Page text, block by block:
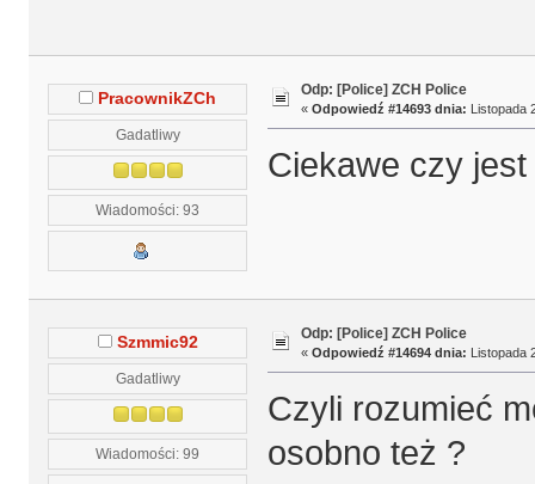
PracownikZCh
Gadatliwy
Wiadomości: 93
Odp: [Police] ZCH Police
« Odpowiedź #14693 dnia: Listopada
Ciekawe czy
Szmmic92
Gadatliwy
Wiadomości: 99
Odp: [Police] ZCH Police
« Odpowiedź #14694 dnia: Listopada
Czyli rozumieć
osobno też ?